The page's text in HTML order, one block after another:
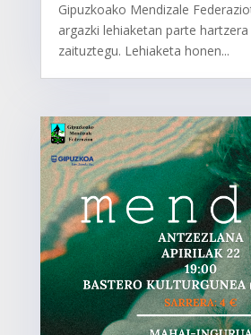
Gipuzkoako Mendizale
argazki lehiaketan parte
zaituztegu. Lehiaketa honen...